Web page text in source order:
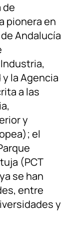
de
pionera en
Andalucía
la Agencia
a las
y
el
(PCT
se han
entre
y